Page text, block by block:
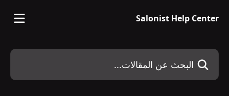
Salonist Help Center
البحث عن المقالات...